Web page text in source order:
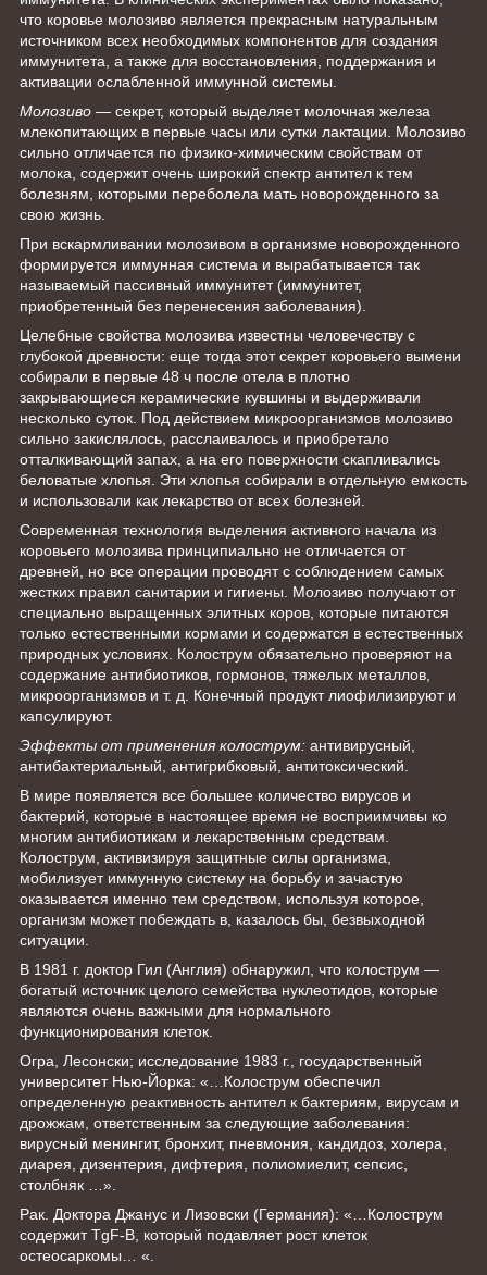
что коровье молозиво является прекрасным натуральным
источником всех необходимых компонентов для создания
иммунитета, а также для восстановления, поддержания и
активации ослабленной иммунной системы.
Молозиво — секрет, который выделяет молочная железа
млекопитающих в первые часы или сутки лактации. Молозиво
сильно отличается по физико-химическим свойствам от
молока, содержит очень широкий спектр антител к тем
болезням, которыми переболела мать новорожденного за
свою жизнь.
При вскармливании молозивом в организме новорожденного
формируется иммунная система и вырабатывается так
называемый пассивный иммунитет (иммунитет,
приобретенный без перенесения заболевания).
Целебные свойства молозива известны человечеству с
глубокой древности: еще тогда этот секрет коровьего вымени
собирали в первые 48 ч после отела в плотно
закрывающиеся керамические кувшины и выдерживали
несколько суток. Под действием микроорганизмов молозиво
сильно закислялось, расслаивалось и приобретало
отталкивающий запах, а на его поверхности скапливались
беловатые хлопья. Эти хлопья собирали в отдельную емкость
и использовали как лекарство от всех болезней.
Современная технология выделения активного начала из
коровьего молозива принципиально не отличается от
древней, но все операции проводят с соблюдением самых
жестких правил санитарии и гигиены. Молозиво получают от
специально выращенных элитных коров, которые питаются
только естественными кормами и содержатся в естественных
природных условиях. Колострум обязательно проверяют на
содержание антибиотиков, гормонов, тяжелых металлов,
микроорганизмов и т. д. Конечный продукт лиофилизируют и
капсулируют.
Эффекты от применения колострум: антивирусный,
антибактериальный, антигрибковый, антитоксический.
В мире появляется все большее количество вирусов и
бактерий, которые в настоящее время не восприимчивы ко
многим антибиотикам и лекарственным средствам.
Колострум, активизируя защитные силы организма,
мобилизует иммунную систему на борьбу и зачастую
оказывается именно тем средством, используя которое,
организм может побеждать в, казалось бы, безвыходной
ситуации.
В 1981 г. доктор Гил (Англия) обнаружил, что колострум —
богатый источник целого семейства нуклеотидов, которые
являются очень важными для нормального
функционирования клеток.
Огра, Лесонски; исследование 1983 г., государственный
университет Нью-Йорка: «…Колострум обеспечил
определенную реактивность антител к бактериям, вирусам и
дрожжам, ответственным за следующие заболевания:
вирусный менингит, бронхит, пневмония, кандидоз, холера,
диарея, дизентерия, дифтерия, полиомиелит, сепсис,
столбняк …».
Рак. Доктора Джанус и Лизовски (Германия): «…Колострум
содержит TgF-B, который подавляет рост клеток
остеосаркомы… «.